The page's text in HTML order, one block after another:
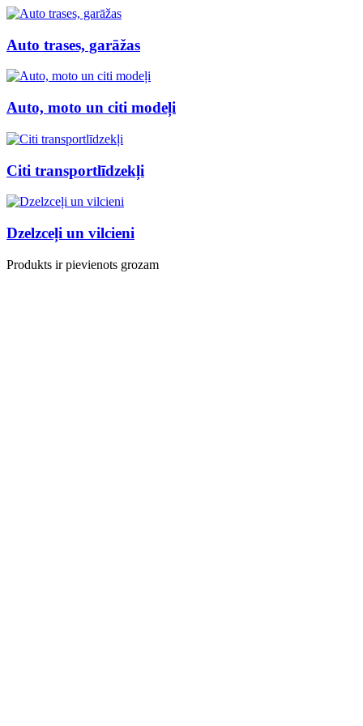
Auto trases, garāžas
Auto, moto un citi modeļi
Citi transportlīdzekļi
Dzelzceļi un vilcieni
Produkts ir pievienots grozam